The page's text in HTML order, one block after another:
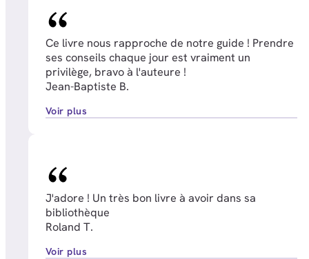
Ce livre nous rapproche de notre guide ! Prendre
ses conseils chaque jour est vraiment un
privilège, bravo à l'auteure !
Jean-Baptiste B.
Voir plus
J'adore ! Un très bon livre à avoir dans sa
bibliothèque
Roland T.
Voir plus